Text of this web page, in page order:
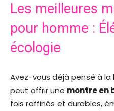
Les meilleures
pour homme :
écologie
Avez-vous déjà pensé à
peut offrir une montre en
fois raffinés et durables,